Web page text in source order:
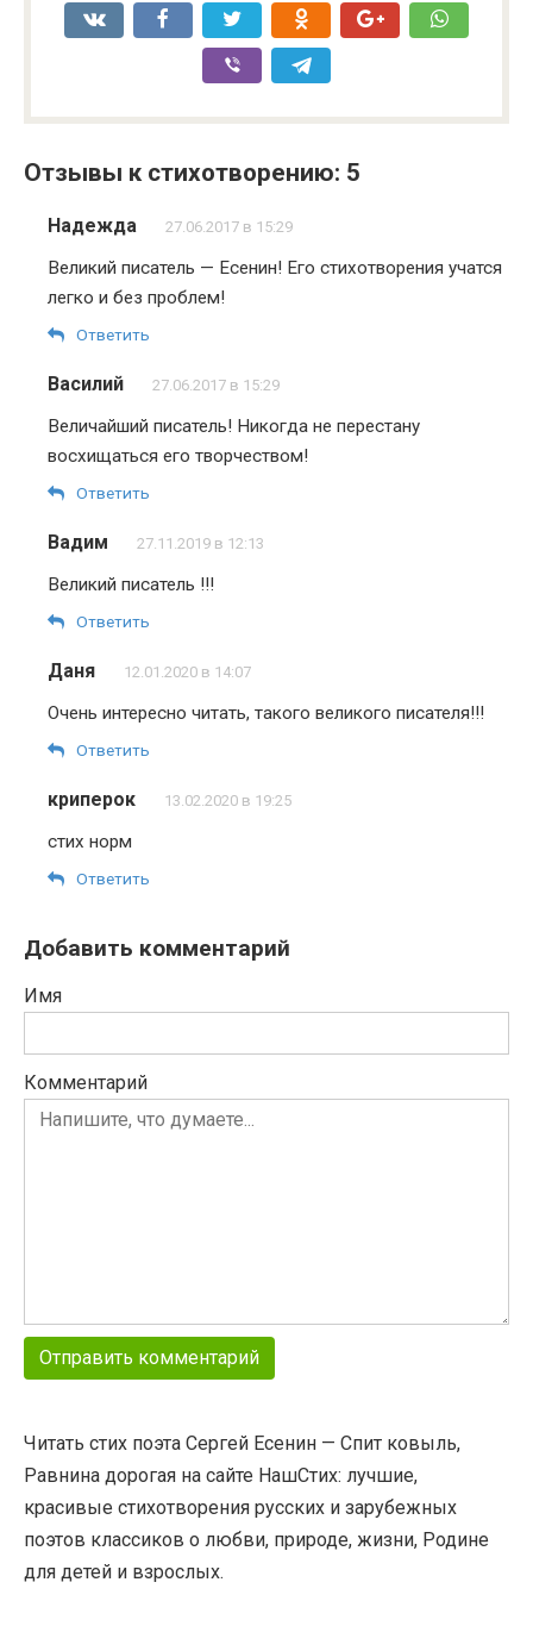
Отзывы к стихотворению: 5
Надежда 27.06.2017 в 15:29
Великий писатель — Есенин! Его стихотворения учатся
легко и без проблем!
Ответить
Василий 27.06.2017 в 15:29
Величайший писатель! Никогда не перестану
восхищаться его творчеством!
Ответить
Вадим 27.11.2019 в 12:13
Великий писатель !!!
Ответить
Даня 12.01.2020 в 14:07
Очень интересно читать, такого великого писателя!!!
Ответить
криперок 13.02.2020 в 19:25
стих норм
Ответить
Добавить комментарий
Имя
Комментарий
Читать стих поэта Сергей Есенин — Спит ковыль,
Равнина дорогая на сайте НашСтих: лучшие,
красивые стихотворения русских и зарубежных
поэтов классиков о любви, природе, жизни, Родине
для детей и взрослых.